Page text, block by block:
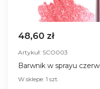
48,60 zł
Artykuł: SCO003
Barwnik w sprayu
W sklepe: 1 szt.